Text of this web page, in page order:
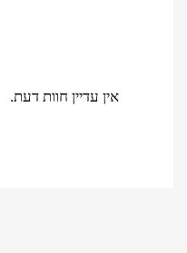
אין עדיין חוות דעת.